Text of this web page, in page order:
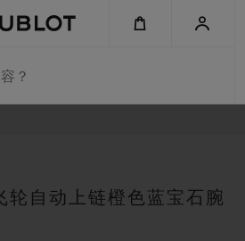
？
自动上链橙色蓝宝石腕